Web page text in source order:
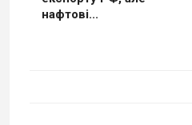
нафтові...